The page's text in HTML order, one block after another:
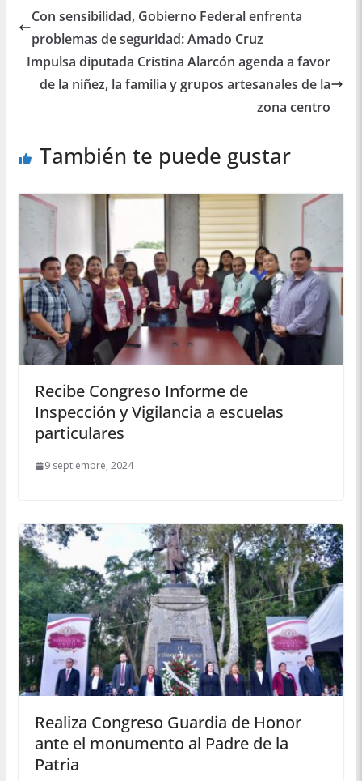
Con sensibilidad, Gobierno Federal enfrenta
problemas de seguridad: Amado Cruz
Impulsa diputada Cristina Alarcón agenda a favor
de la niñez, la familia y grupos artesanales de la
zona centro
También te puede gustar
Recibe Congreso Informe de
Inspección y Vigilancia a escuelas
particulares
9 septiembre, 2024
Realiza Congreso Guardia de Honor
ante el monumento al Padre de la
Patria